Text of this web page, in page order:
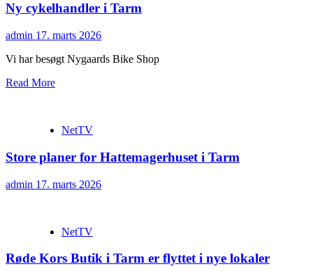
Ny cykelhandler i Tarm
admin 17. marts 2026
Vi har besøgt Nygaards Bike Shop
Read More
NetTV
Store planer for Hattemagerhuset i Tarm
admin 17. marts 2026
NetTV
Røde Kors Butik i Tarm er flyttet i nye lokaler